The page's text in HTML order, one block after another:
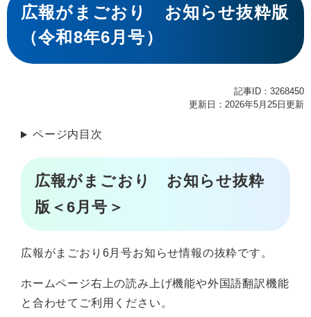
文
広報がまごおり お知らせ抜粋版
（令和8年6月号）
記事ID：3268450
更新日：2026年5月25日更新
ページ内目次
広報がまごおり お知らせ抜粋
版＜6月号＞
広報がまごおり6月号お知らせ情報の抜粋です。
ホームページ右上の読み上げ機能や外国語翻訳機能
と合わせてご利用ください。